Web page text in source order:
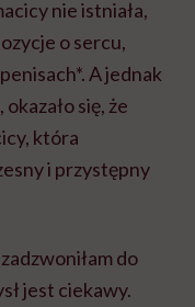
nie istniała,
o sercu,
A jednak
się, że
która
i przystępny
do
jest ciekawy.